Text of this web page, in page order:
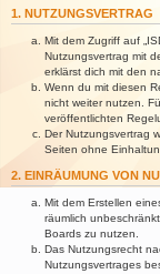
1. NUTZUNGSVERTRAG
Mit dem Zugriff auf
Nutzungsvertrag mit
erklärst dich mit den
Wenn du mit diesen
nicht weiter nutzen.
veröffentlichten
Der Nutzungsvertrag
Seiten ohne
2. EINRÄUMUNG VON
Mit dem Erstellen
räumlich
Boards zu nutzen.
Das Nutzungsrecht
Nutzungsvertrages